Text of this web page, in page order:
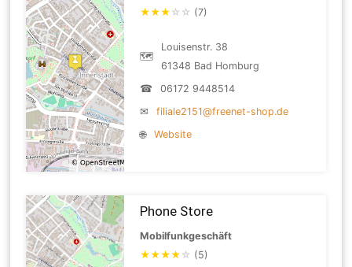
★★★ ☆ ☆ (7)
🗺
Louisenstr. 38
61348 Bad Homburg
☎
06172 9448514
✉
filiale2151@freenet-shop.de
🌐
Website
Phone Store
Mobilfunkgeschäft
★★★★ ☆ (5)